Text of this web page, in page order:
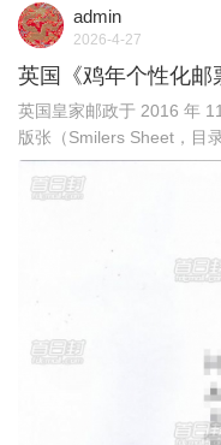
admin
2026-4-27
英国《鸡年个性化
英国皇家邮政于 2016 年
版张（Smilers Sheet，目